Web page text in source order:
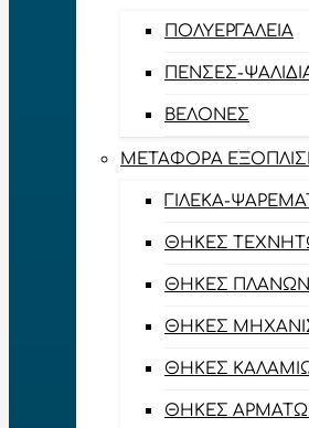
ΠΟΛΥΕΡΓΑΛΕΊΑ
ΠΈΝΣΕΣ-
ΒΕΛΌΝΕΣ
ΜΕΤΑΦΟΡΆ
ΓΙΛΈΚΑ-
ΘΉΚΕΣ
ΘΉΚΕΣ ΠΛΆΝΩΝ
ΘΉΚΕΣ
ΘΉΚΕΣ
ΘΉΚΕΣ